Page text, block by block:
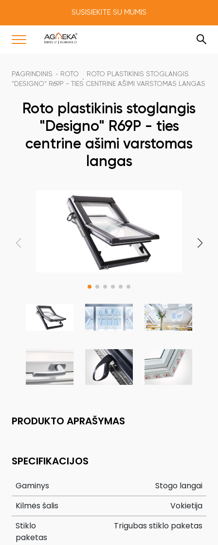
SUSISIEKITE SU MUMIS
PAGRINDINIS ROTO
ROTO PLASTIKINIS STOGLANGIS
"DESIGNO" R69P - TIES CENTRINE AŠIMI VARSTOMAS LANGAS
Roto plastikinis stoglangis
"Designo" R69P - ties
centrine ašimi varstomas
langas
PRODUKTO APRAŠYMAS
SPECIFIKACIJOS
Gaminys
Stogo langai
Kilmės šalis
Vokietija
Stiklo
paketas
Trigubas stiklo paketas